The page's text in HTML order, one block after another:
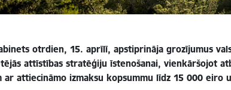
otrdien, 15. aprīlī, apstiprināja grozījumus
attīstības stratēģiju īstenošanai, vienkāršojot
attiecināmo izmaksu kopsummu līdz 15 000 eiro